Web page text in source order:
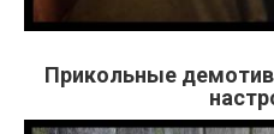
Прикольные